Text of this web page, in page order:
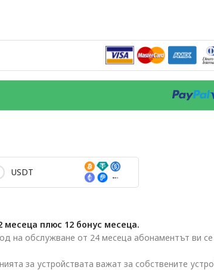
USDT
месеца плюс 12 бонус месеца.
на обслужване от 24 месеца абонаментът ви
за устройствата важат за собствените